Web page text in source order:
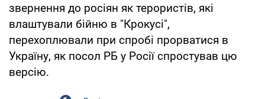
звернення до росіян як терористів, які
влаштували бійню в "Крокусі",
перехоплювали при спробі прорватися в
Україну, як посол РБ у Росії спростував цю
версію.